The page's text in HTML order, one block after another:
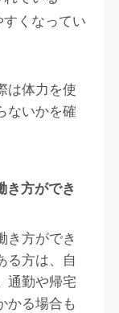
くなってい
は体力を使
ないかを確
き方ができ
き方ができ
る方は、自
通勤や帰宅
かる場合も